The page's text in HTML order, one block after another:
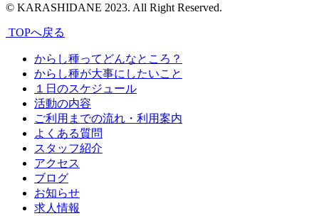
© KARASHIDANE 2023. All Right Reserved.
TOPへ戻る
からし種ってどんなところ？
からし種が大事にしたいこと
１日のスケジュール
活動の内容
ご利用までの流れ・利用案内
よくある質問
スタッフ紹介
アクセス
ブログ
お知らせ
求人情報